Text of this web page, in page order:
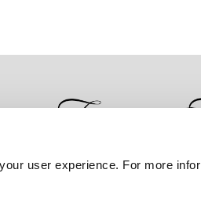
user experience. For more